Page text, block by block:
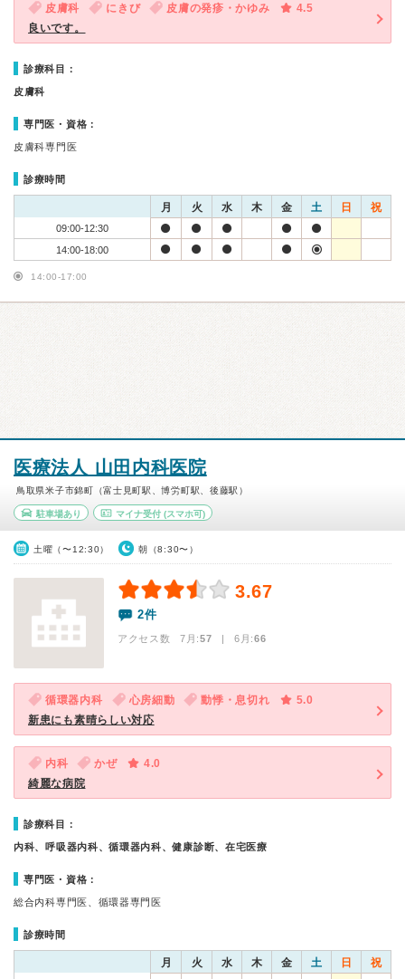
皮膚科 にきび 皮膚の発疹・かゆみ
4.5
良いです。
診療科目：
皮膚科
専門医・資格：
皮膚科専門医
診療時間
月 火 水 木 金 土 日 祝
09:00-12:30
14:00-18:00
14:00-17:00
医療法人 山田内科医院
鳥取県米子市錦町（富士見町駅、博労町駅、後藤駅）
駐車場あり マイナ受付(スマホ可)
土曜（〜12:30） 朝（8:30〜）
3.67
2件
アクセス数 7月:57 | 6月:66
循環器内科 心房細動 動悸・息切れ
5.0
新患にも素晴らしい対応
内科 かぜ
4.0
綺麗な病院
診療科目：
内科、呼吸器内科、循環器内科、健康診断、在宅医療
専門医・資格：
総合内科専門医、循環器専門医
診療時間
月 火 水 木 金 土 日 祝